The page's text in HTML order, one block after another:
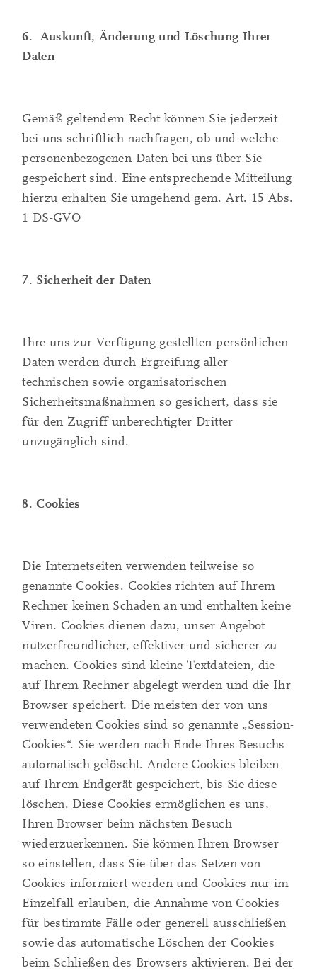
6. Auskunft, Änderung und Löschung Ihrer
Daten
Gemäß geltendem Recht können Sie jederzeit
bei uns schriftlich nachfragen, ob und welche
personenbezogenen Daten bei uns über Sie
gespeichert sind. Eine entsprechende Mitteilung
hierzu erhalten Sie umgehend gem. Art. 15 Abs.
1 DS-GVO
7. Sicherheit der Daten
Ihre uns zur Verfügung gestellten persönlichen
Daten werden durch Ergreifung aller
technischen sowie organisatorischen
Sicherheitsmaßnahmen so gesichert, dass sie
für den Zugriff unberechtigter Dritter
unzugänglich sind.
8. Cookies
Die Internetseiten verwenden teilweise so
genannte Cookies. Cookies richten auf Ihrem
Rechner keinen Schaden an und enthalten keine
Viren. Cookies dienen dazu, unser Angebot
nutzerfreundlicher, effektiver und sicherer zu
machen. Cookies sind kleine Textdateien, die
auf Ihrem Rechner abgelegt werden und die Ihr
Browser speichert. Die meisten der von uns
verwendeten Cookies sind so genannte „Session-
Cookies“. Sie werden nach Ende Ihres Besuchs
automatisch gelöscht. Andere Cookies bleiben
auf Ihrem Endgerät gespeichert, bis Sie diese
löschen. Diese Cookies ermöglichen es uns,
Ihren Browser beim nächsten Besuch
wiederzuerkennen. Sie können Ihren Browser
so einstellen, dass Sie über das Setzen von
Cookies informiert werden und Cookies nur im
Einzelfall erlauben, die Annahme von Cookies
für bestimmte Fälle oder generell ausschließen
sowie das automatische Löschen der Cookies
beim Schließen des Browsers aktivieren. Bei der